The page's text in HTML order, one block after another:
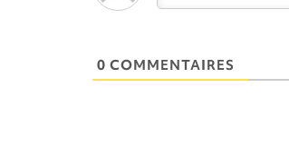
0 COMMENTAIRES